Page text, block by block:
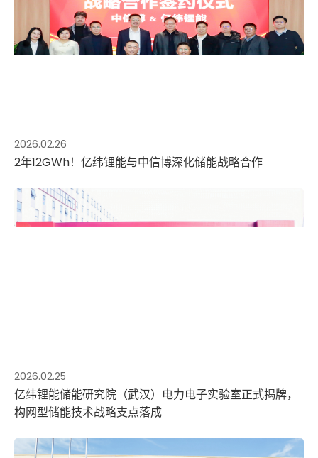
2026.02.26
2年12GWh！亿纬锂能与中信博深化储能战略合作
2026.02.25
亿纬锂能储能研究院（武汉）电力电子实验室正式揭牌，
构网型储能技术战略支点落成